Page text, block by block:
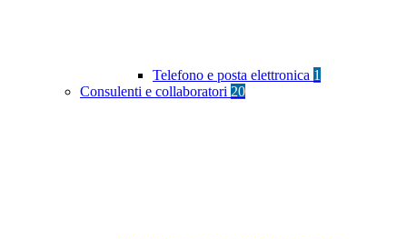
Telefono e posta elettronica 1
Consulenti e collaboratori 20